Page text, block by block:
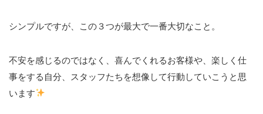
シンプルですが、この３つが最大で一番大切なこと。
不安を感じるのではなく、喜んでくれるお客様や、楽しく仕
事をする自分、スタッフたちを想像して行動していこうと思
います